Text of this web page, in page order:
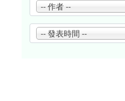
-- 作者 --
-- 發表時間 --